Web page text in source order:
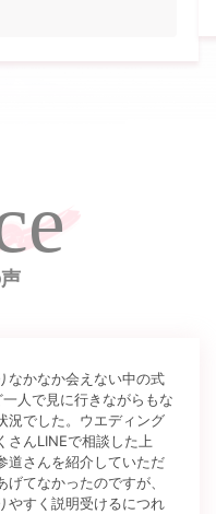
なかなか会えない中の式
人で見に行きながらもな
況でした。ウエディング
さんLINEで相談した上
道さんを紹介していただ
てなかったのですが、
やすく説明受けるにつれ